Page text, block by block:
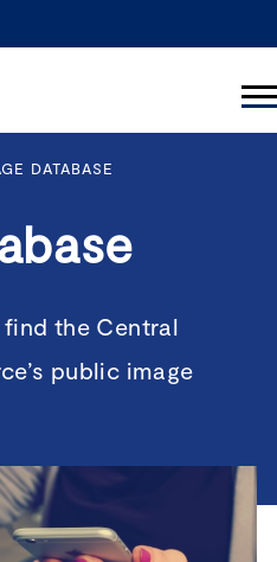
DATABASE
the Central
public image